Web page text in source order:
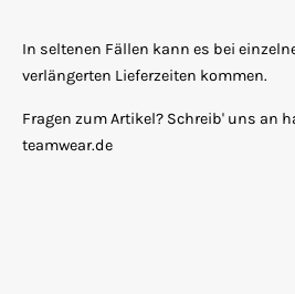
In seltenen Fällen kann es bei
verlängerten Lieferzeiten kommen.
Fragen zum Artikel? Schreib' uns an
teamwear.de